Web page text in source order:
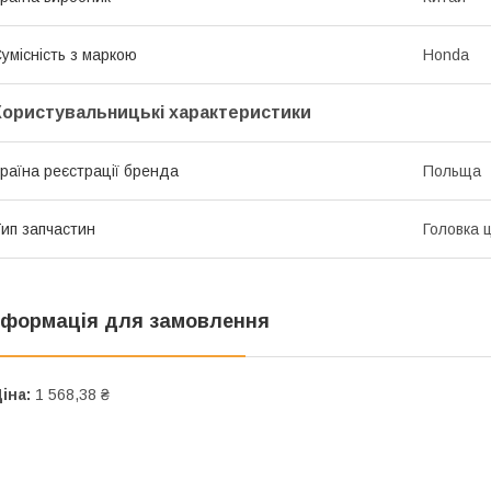
з маркою Honda
характеристики
реєстрації бренда Польща
запчастин Головка
для замовлення
1 568,38 ₴